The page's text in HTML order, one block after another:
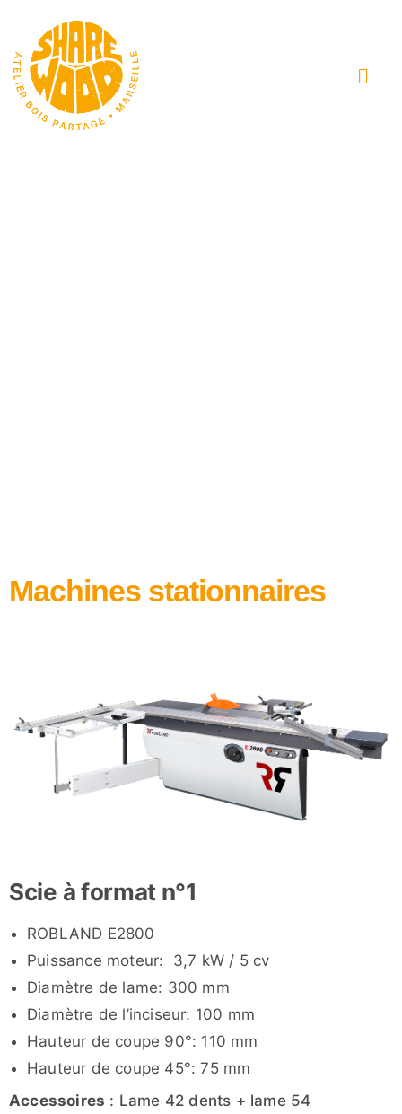
Machines stationnaires
Scie à format n°1
ROBLAND E2800
Puissance moteur: 3,7 kW / 5 cv
Diamètre de lame: 300 mm
Diamètre de l’inciseur: 100 mm
Hauteur de coupe 90°: 110 mm
Hauteur de coupe 45°: 75 mm
Accessoires : Lame 42 dents + lame 54